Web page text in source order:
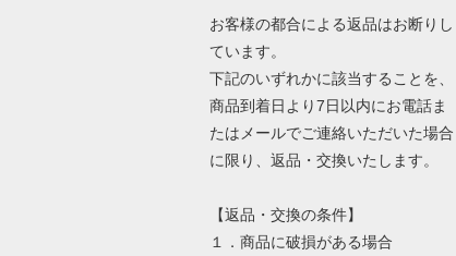
お客様の都合による返品はお断りし
ています。
下記のいずれかに該当することを、
商品到着日より7日以内にお電話ま
たはメールでご連絡いただいた場合
に限り、返品・交換いたします。
【返品・交換の条件】
１．商品に破損がある場合